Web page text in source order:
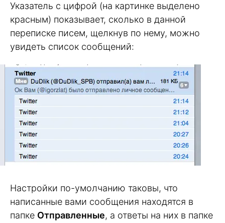
Указатель с цифрой (на картинке выделено
красным) показывает, сколько в данной
переписке писем, щелкнув по нему, можно
увидеть список сообщений:
Настройки по-умолчанию таковы, что
написанные вами сообщения находятся в
папке Отправленные, а ответы на них в папке